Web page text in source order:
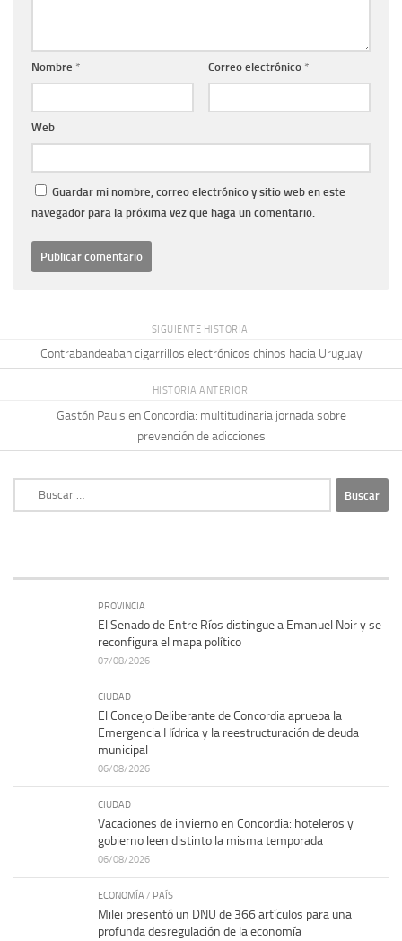
Nombre * Correo electrónico *
Web
Guardar mi nombre, correo electrónico y sitio web en este
navegador para la próxima vez que haga un comentario.
SIGUIENTE HISTORIA
Contrabandeaban cigarrillos electrónicos chinos hacia Uruguay
HISTORIA ANTERIOR
Gastón Pauls en Concordia: multitudinaria jornada sobre
prevención de adicciones
PROVINCIA
El Senado de Entre Ríos distingue a Emanuel Noir y se
reconfigura el mapa político
07/08/2026
CIUDAD
El Concejo Deliberante de Concordia aprueba la
Emergencia Hídrica y la reestructuración de deuda
municipal
06/08/2026
CIUDAD
Vacaciones de invierno en Concordia: hoteleros y
gobierno leen distinto la misma temporada
06/08/2026
ECONOMÍA / PAÍS
Milei presentó un DNU de 366 artículos para una
profunda desregulación de la economía